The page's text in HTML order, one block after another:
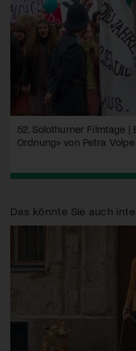
52. Solothurner Filmtage
Ordnung» von Petra Volpe
Das könnte Sie auch